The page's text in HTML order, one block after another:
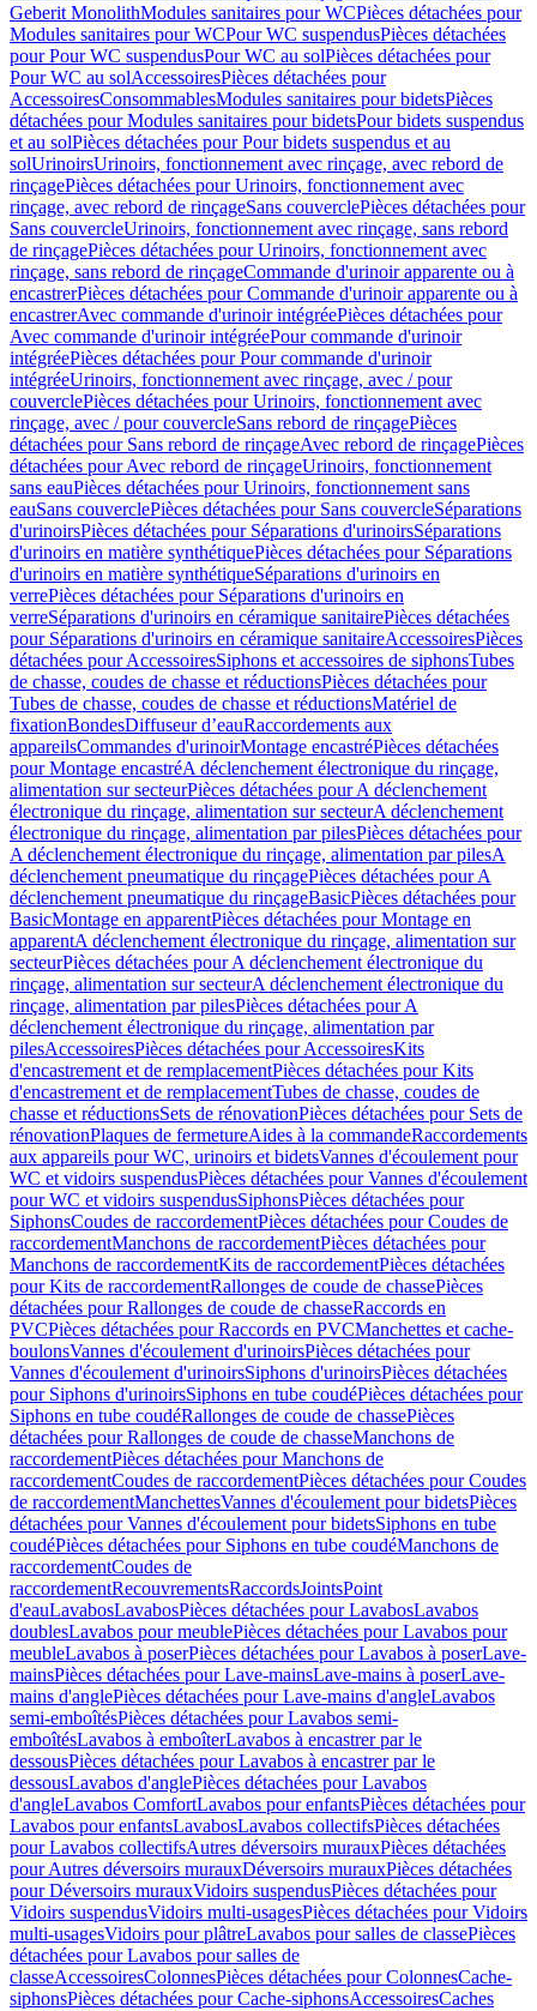
Geberit MonolithModules sanitaires pour WCPièces détachées pour
Modules sanitaires pour WCPour WC suspendusPièces détachées
pour Pour WC suspendusPour WC au solPièces détachées pour
Pour WC au solAccessoiresPièces détachées pour
AccessoiresConsommablesModules sanitaires pour bidetsPièces
détachées pour Modules sanitaires pour bidetsPour bidets suspendus
et au solPièces détachées pour Pour bidets suspendus et au
solUrinoirsUrinoirs, fonctionnement avec rinçage, avec rebord de
rinçagePièces détachées pour Urinoirs, fonctionnement avec
rinçage, avec rebord de rinçageSans couverclePièces détachées pour
Sans couvercleUrinoirs, fonctionnement avec rinçage, sans rebord
de rinçagePièces détachées pour Urinoirs, fonctionnement avec
rinçage, sans rebord de rinçageCommande d'urinoir apparente ou à
encastrerPièces détachées pour Commande d'urinoir apparente ou à
encastrerAvec commande d'urinoir intégréePièces détachées pour
Avec commande d'urinoir intégréePour commande d'urinoir
intégréePièces détachées pour Pour commande d'urinoir
intégréeUrinoirs, fonctionnement avec rinçage, avec / pour
couverclePièces détachées pour Urinoirs, fonctionnement avec
rinçage, avec / pour couvercleSans rebord de rinçagePièces
détachées pour Sans rebord de rinçageAvec rebord de rinçagePièces
détachées pour Avec rebord de rinçageUrinoirs, fonctionnement
sans eauPièces détachées pour Urinoirs, fonctionnement sans
eauSans couverclePièces détachées pour Sans couvercleSéparations
d'urinoirsPièces détachées pour Séparations d'urinoirsSéparations
d'urinoirs en matière synthétiquePièces détachées pour Séparations
d'urinoirs en matière synthétiqueSéparations d'urinoirs en
verrePièces détachées pour Séparations d'urinoirs en
verreSéparations d'urinoirs en céramique sanitairePièces détachées
pour Séparations d'urinoirs en céramique sanitaireAccessoiresPièces
détachées pour AccessoiresSiphons et accessoires de siphonsTubes
de chasse, coudes de chasse et réductionsPièces détachées pour
Tubes de chasse, coudes de chasse et réductionsMatériel de
fixationBondesDiffuseur d’eauRaccordements aux
appareilsCommandes d'urinoirMontage encastréPièces détachées
pour Montage encastréA déclenchement électronique du rinçage,
alimentation sur secteurPièces détachées pour A déclenchement
électronique du rinçage, alimentation sur secteurA déclenchement
électronique du rinçage, alimentation par pilesPièces détachées pour
A déclenchement électronique du rinçage, alimentation par pilesA
déclenchement pneumatique du rinçagePièces détachées pour A
déclenchement pneumatique du rinçageBasicPièces détachées pour
BasicMontage en apparentPièces détachées pour Montage en
apparentA déclenchement électronique du rinçage, alimentation sur
secteurPièces détachées pour A déclenchement électronique du
rinçage, alimentation sur secteurA déclenchement électronique du
rinçage, alimentation par pilesPièces détachées pour A
déclenchement électronique du rinçage, alimentation par
pilesAccessoiresPièces détachées pour AccessoiresKits
d'encastrement et de remplacementPièces détachées pour Kits
d'encastrement et de remplacementTubes de chasse, coudes de
chasse et réductionsSets de rénovationPièces détachées pour Sets de
rénovationPlaques de fermetureAides à la commandeRaccordements
aux appareils pour WC, urinoirs et bidetsVannes d'écoulement pour
WC et vidoirs suspendusPièces détachées pour Vannes d'écoulement
pour WC et vidoirs suspendusSiphonsPièces détachées pour
SiphonsCoudes de raccordementPièces détachées pour Coudes de
raccordementManchons de raccordementPièces détachées pour
Manchons de raccordementKits de raccordementPièces détachées
pour Kits de raccordementRallonges de coude de chassePièces
détachées pour Rallonges de coude de chasseRaccords en
PVCPièces détachées pour Raccords en PVCManchettes et cache-
boulonsVannes d'écoulement d'urinoirsPièces détachées pour
Vannes d'écoulement d'urinoirsSiphons d'urinoirsPièces détachées
pour Siphons d'urinoirsSiphons en tube coudéPièces détachées pour
Siphons en tube coudéRallonges de coude de chassePièces
détachées pour Rallonges de coude de chasseManchons de
raccordementPièces détachées pour Manchons de
raccordementCoudes de raccordementPièces détachées pour Coudes
de raccordementManchettesVannes d'écoulement pour bidetsPièces
détachées pour Vannes d'écoulement pour bidetsSiphons en tube
coudéPièces détachées pour Siphons en tube coudéManchons de
raccordementCoudes de
raccordementRecouvrementsRaccordsJointsPoint
d'eauLavabosLavabosPièces détachées pour LavabosLavabos
doublesLavabos pour meublePièces détachées pour Lavabos pour
meubleLavabos à poserPièces détachées pour Lavabos à poserLave-
mainsPièces détachées pour Lave-mainsLave-mains à poserLave-
mains d'anglePièces détachées pour Lave-mains d'angleLavabos
semi-emboîtésPièces détachées pour Lavabos semi-
emboîtésLavabos à emboîterLavabos à encastrer par le
dessousPièces détachées pour Lavabos à encastrer par le
dessousLavabos d'anglePièces détachées pour Lavabos
d'angleLavabos ComfortLavabos pour enfantsPièces détachées pour
Lavabos pour enfantsLavabosLavabos collectifsPièces détachées
pour Lavabos collectifsAutres déversoirs murauxPièces détachées
pour Autres déversoirs murauxDéversoirs murauxPièces détachées
pour Déversoirs murauxVidoirs suspendusPièces détachées pour
Vidoirs suspendusVidoirs multi-usagesPièces détachées pour Vidoirs
multi-usagesVidoirs pour plâtreLavabos pour salles de classePièces
détachées pour Lavabos pour salles de
classeAccessoiresColonnesPièces détachées pour ColonnesCache-
siphonsPièces détachées pour Cache-siphonsAccessoiresCaches